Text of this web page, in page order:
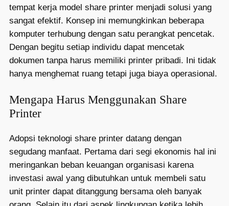
tempat kerja model share printer menjadi solusi yang
sangat efektif. Konsep ini memungkinkan beberapa
komputer terhubung dengan satu perangkat pencetak.
Dengan begitu setiap individu dapat mencetak
dokumen tanpa harus memiliki printer pribadi. Ini tidak
hanya menghemat ruang tetapi juga biaya operasional.
Mengapa Harus Menggunakan Share
Printer
Adopsi teknologi share printer datang dengan
segudang manfaat. Pertama dari segi ekonomis hal ini
meringankan beban keuangan organisasi karena
investasi awal yang dibutuhkan untuk membeli satu
unit printer dapat ditanggung bersama oleh banyak